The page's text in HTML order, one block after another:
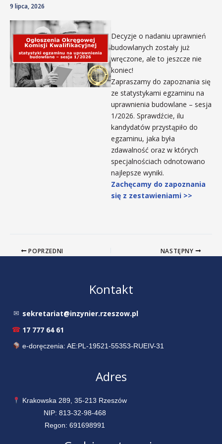
9 lipca, 2026
Decyzje o nadaniu uprawnień
budowlanych zostały już
wręczone, ale to jeszcze nie
koniec!
Zapraszamy do zapoznania się
ze statystykami egzaminu na
uprawnienia budowlane – sesja
1/2026. Sprawdźcie, ilu
kandydatów przystąpiło do
egzaminu, jaka była
zdawalność oraz w których
specjalnościach odnotowano
najlepsze wyniki.
Zachęcamy do zapoznania
się z zestawieniami >>
POPRZEDNI NASTĘPNY
Kontakt
✉ sekretariat@inzynier.rzeszow.pl
☎ 17 777 64 61
e-doręczenia: AE:PL-19521-55353-RUEIV-31
Adres
Krakowska 289, 35-213 Rzeszów
NIP: 813-32-98-468
Regon: 691698991